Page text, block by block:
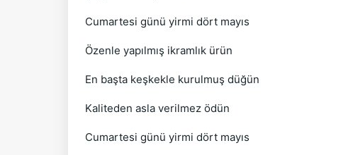
Cumartesi günü yirmi dört mayıs
Özenle yapılmış ikramlık ürün
En başta keşkekle kurulmuş düğün
Kaliteden asla verilmez ödün
Cumartesi günü yirmi dört mayıs